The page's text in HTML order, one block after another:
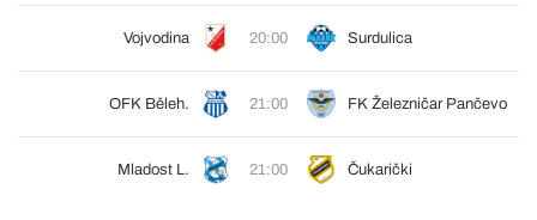
Vojvodina 20:00 Surdulica
OFK Běleh. 21:00 FK Železničar Pančevo
Mladost L. 21:00 Čukarički